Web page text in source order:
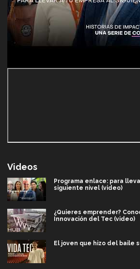
Videos
Programa enlace: para
siguiente nivel (video)
¿Quieres emprender?
Innovación del Tec (video)
El joven que hizo del baile